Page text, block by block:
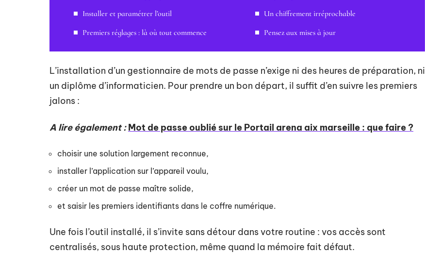
Installer et paramétrer l’outil
Premiers réglages : là où tout commence
Un chiffrement irréprochable
Pensez aux mises à jour
L’installation d’un gestionnaire de mots de passe n’exige ni des heures de préparation, ni
un diplôme d’informaticien. Pour prendre un bon départ, il suffit d’en suivre les premiers
jalons :
A lire également : Mot de passe oublié sur le Portail arena aix marseille : que faire ?
choisir une solution largement reconnue,
installer l’application sur l’appareil voulu,
créer un mot de passe maître solide,
et saisir les premiers identifiants dans le coffre numérique.
Une fois l’outil installé, il s’invite sans détour dans votre routine : vos accès sont
centralisés, sous haute protection, même quand la mémoire fait défaut.